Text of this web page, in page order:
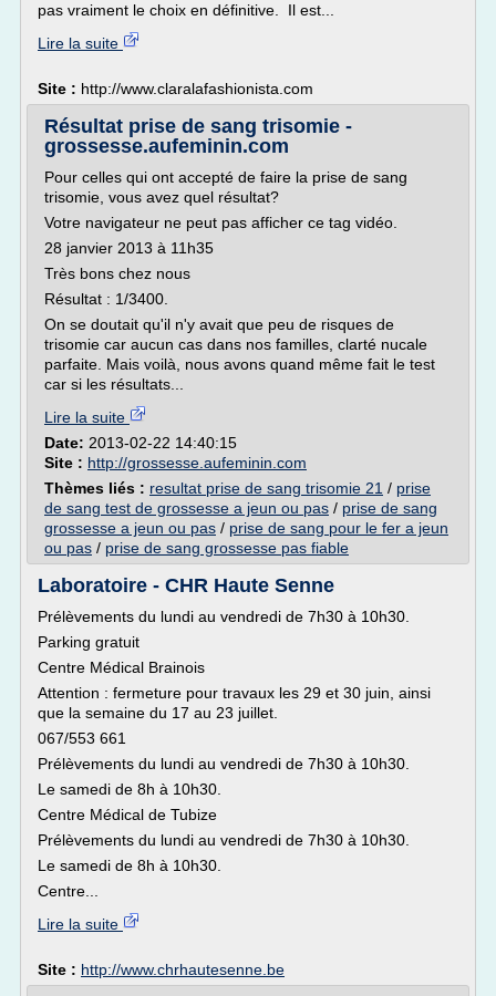
pas vraiment le choix en définitive. Il est...
Lire la suite
Site : http://www.claralafashionista.com
Résultat prise de sang trisomie -
grossesse.aufeminin.com
Pour celles qui ont accepté de faire la prise de sang
trisomie, vous avez quel résultat?
Votre navigateur ne peut pas afficher ce tag vidéo.
28 janvier 2013 à 11h35
Très bons chez nous
Résultat : 1/3400.
On se doutait qu'il n'y avait que peu de risques de
trisomie car aucun cas dans nos familles, clarté nucale
parfaite. Mais voilà, nous avons quand même fait le test
car si les résultats...
Lire la suite
Date: 2013-02-22 14:40:15
Site : http://grossesse.aufeminin.com
Thèmes liés : resultat prise de sang trisomie 21 / prise
de sang test de grossesse a jeun ou pas / prise de sang
grossesse a jeun ou pas / prise de sang pour le fer a jeun
ou pas / prise de sang grossesse pas fiable
Laboratoire - CHR Haute Senne
Prélèvements du lundi au vendredi de 7h30 à 10h30.
Parking gratuit
Centre Médical Brainois
Attention : fermeture pour travaux les 29 et 30 juin, ainsi
que la semaine du 17 au 23 juillet.
067/553 661
Prélèvements du lundi au vendredi de 7h30 à 10h30.
Le samedi de 8h à 10h30.
Centre Médical de Tubize
Prélèvements du lundi au vendredi de 7h30 à 10h30.
Le samedi de 8h à 10h30.
Centre...
Lire la suite
Site : http://www.chrhautesenne.be